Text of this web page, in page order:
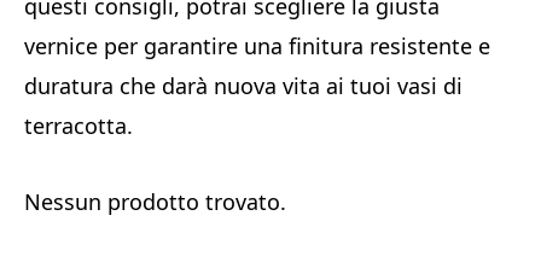
questi consigli, potrai scegliere la giusta
vernice per garantire una finitura resistente e
duratura che darà nuova vita ai tuoi vasi di
terracotta.
Nessun prodotto trovato.